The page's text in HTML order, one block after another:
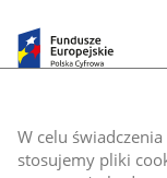
W celu
stosujemy pliki